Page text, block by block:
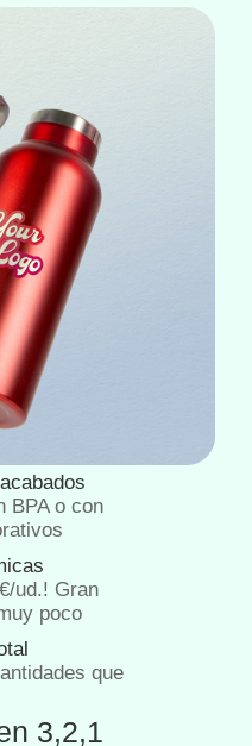
BPA o con
€/ud.! Gran
poco
que
3,2,1